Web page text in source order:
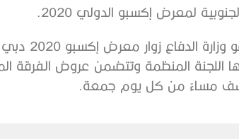
لمعرض إكسبو الدولي 2020.
وبهذه
أعدتها اللجنة المنظمة وتتضمن عروض
مساءً من كل يوم جمعة.